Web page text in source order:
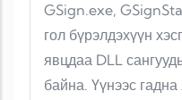
GSign.exe,
гол бүрэлдэхүүн
явцдаа DLL
байна. Үүнээс